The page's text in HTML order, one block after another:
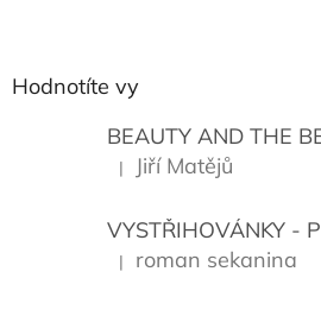
Z
Hodnotíte vy
BEAUTY AND THE
Hodnocení produktu je 5 z 5
| Jiří Matějů
Hodnocení produktu je 5 z 5
| roman sekanina